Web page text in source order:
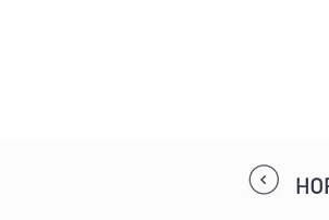
prev